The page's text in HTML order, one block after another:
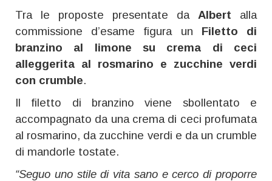
Tra le proposte presentate da Albert alla
commissione d’esame figura un Filetto di
branzino al limone su crema di ceci
alleggerita al rosmarino e zucchine verdi
con crumble.
Il filetto di branzino viene sbollentato e
accompagnato da una crema di ceci profumata
al rosmarino, da zucchine verdi e da un crumble
di mandorle tostate.
“Seguo uno stile di vita sano e cerco di proporre